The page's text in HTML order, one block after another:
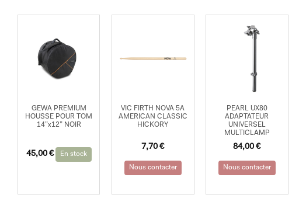
GEWA PREMIUM
HOUSSE POUR TOM
14”x12” NOIR
45,00 € En stock
VIC FIRTH NOVA 5A
AMERICAN CLASSIC
HICKORY
7,70€
Nous contacter
PEARL UX80
ADAPTATEUR
UNIVERSEL
MULTICLAMP
84,00€
Nous contacter